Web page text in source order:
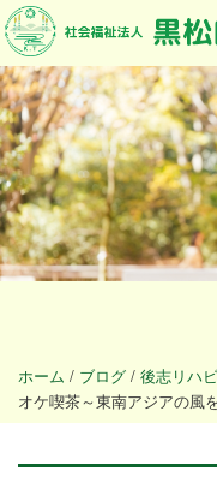
ホーム / ブログ / 後志リハ
オケ喫茶～東南アジアの風